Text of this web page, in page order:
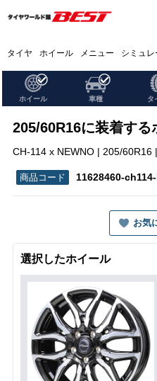
タイヤ ホイール メニュー シミュレ
ホイール 車種 タ
205/60R16に装着す
CH-114 x NEWNO | 205/
11628460-
お気
選択したホイール